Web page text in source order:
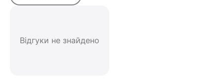
Відгуки не знайдено